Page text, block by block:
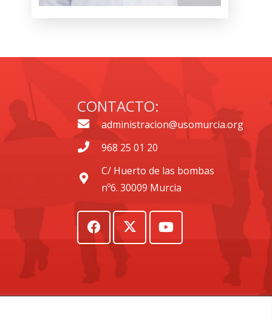
CONTACTO:
administracion@usomurcia.org
968 25 01 20
C/ Huerto de las bombas
nº6. 30009 Murcia